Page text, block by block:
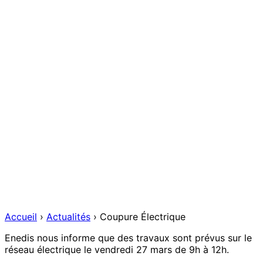
Accueil › Actualités › Coupure Électrique
Enedis nous informe que des travaux sont prévus sur le
réseau électrique le vendredi 27 mars de 9h à 12h.